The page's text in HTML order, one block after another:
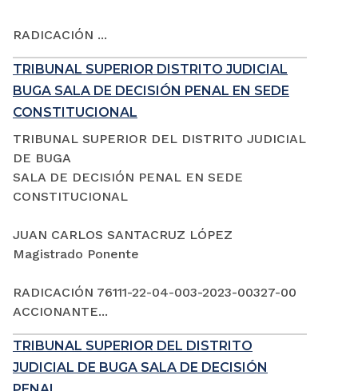
RADICACIÓN ...
TRIBUNAL SUPERIOR DISTRITO JUDICIAL
BUGA SALA DE DECISIÓN PENAL EN SEDE
CONSTITUCIONAL
TRIBUNAL SUPERIOR DEL DISTRITO JUDICIAL
DE BUGA
SALA DE DECISIÓN PENAL EN SEDE
CONSTITUCIONAL
JUAN CARLOS SANTACRUZ LÓPEZ
Magistrado Ponente
RADICACIÓN 76111-22-04-003-2023-00327-00
ACCIONANTE...
TRIBUNAL SUPERIOR DEL DISTRITO
JUDICIAL DE BUGA SALA DE DECISIÓN